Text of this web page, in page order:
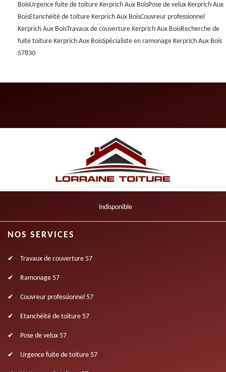
BoisUrgence fuite de toiture Kerprich Aux BoisPose de velux Kerprich Aux
BoisEtanchéité de toiture Kerprich Aux BoisCouvreur professionnel
Kerprich Aux BoisTravaux de couverture Kerprich Aux BoisRecherche de
fuite toiture Kerprich Aux BoisSpécialiste en ramonage Kerprich Aux Bois
57830
indisponible
NOS SERVICES
Travaux de couverture 57
Ramonage 57
Couvreur professionnel 57
Etanchéité de toiture 57
Pose de velux 57
Urgence fuite de toiture 57